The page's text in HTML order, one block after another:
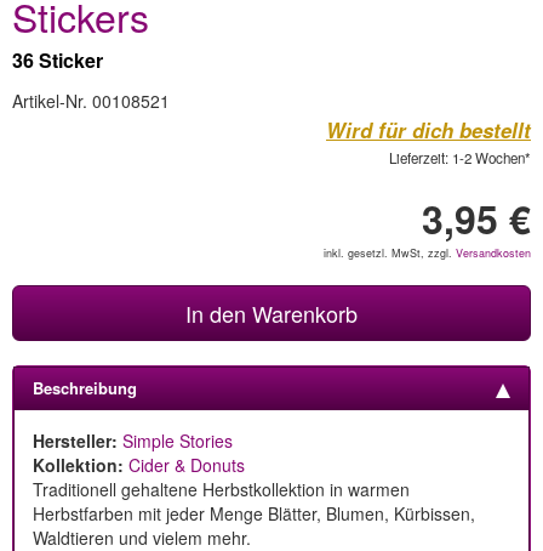
Stickers
36 Sticker
Artikel-Nr. 00108521
Wird für dich bestellt
Lieferzeit: 1-2 Wochen*
3,95 €
inkl. gesetzl. MwSt, zzgl. Versandkosten
In den Warenkorb
Beschreibung
Hersteller: Simple Stories
Kollektion: Cider & Donuts
Traditionell gehaltene Herbstkollektion in warmen
Herbstfarben mit jeder Menge Blätter, Blumen, Kürbissen,
Waldtieren und vielem mehr.